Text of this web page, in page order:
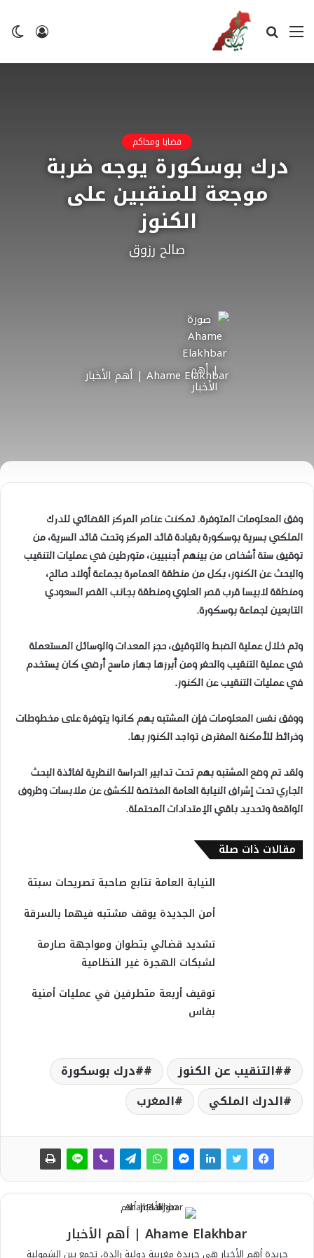
تسجيل
القائمة بحث
قضايا ومحاكم
درك بوسكورة يوجه ضربة
موجعة للمنقبين على
الكنوز
صالح رزوق
Ahame Elakhbar | أهم الأخبار
وفق المعلومات المتوفرة. تمكنت عناصر المركز القضائي للدرك
الملكي بسرية بوسكورة بقيادة قائد المركز وتحت قائد السرية، من
توقيف ستة أشخاص من بينهم أجنبيين، متورطين في عمليات التنقيب
والبحث عن الكنوز، بكل من منطقة العمامرة بجماعة أولاد صالح،
ومنطقة لابيسا قرب قصر العلوي ومنطقة بجانب القصر السعودي
التابعين لجماعة بوسكورة.
وتم خلال عملية الضبط والتوقيف، حجز المعدات والوسائل المستعملة
في عملية التنقيب والحفر ومن أبرزها جهاز ماسح أرضي كان يستخدم
في عمليات التنقيب عن الكنوز.
ووفق نفس المعلومات فإن المشتبه بهم كانوا يتوفرة على مخطوطات
وخرائط للأمكنة المفترض تواجد الكنوز بها.
ولقد تم وضع المشتبه بهم تحت تدابير الحراسة النظرية لفائذة البحث
الجاري تحت إشراف النيابة العامة المختصة للكشف عن ملابسات وظروف
الواقعة وتحديد باقي الإمتدادات المحتملة.
مقالات ذات صلة
النيابة العامة تتابع صاحبة تصريحات سبتة
​أمن الجديدة يوقف مشتبه فيهما بالسرقة
تشديد قضائي بتطوان ومواجهة صارمة
لشبكات الهجرة غير النظامية
توقيف أربعة متطرفين في عمليات أمنية
بفاس
#التنقيب عن الكنوز
#درك بوسكورة
الدرك الملكي
المغرب
Ahame Elakhbar | أهم الأخبار
جريدة أهم الأخبار هي جريدة مغربية دولية رائدة، تجمع بين الشمولية